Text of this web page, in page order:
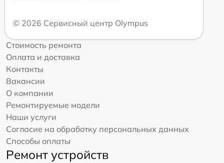
© 2026 Сервисный центр Olympus
Стоимость ремонта
Оплата и доставка
Контакты
Вакансии
О компании
Ремонтируемые модели
Наши услуги
Согласие на обработку персональных данных
Способы оплаты
Ремонт устройств